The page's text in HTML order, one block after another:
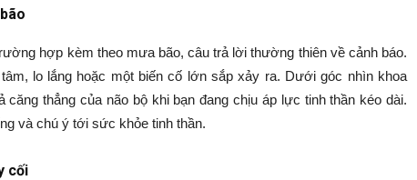
hợp kèm theo mưa bão, câu trả lời thường thiên về cảnh báo.
lo lắng hoặc một biến cố lớn sắp xảy ra. Dưới góc nhìn khoa
thẳng của não bộ khi bạn đang chịu áp lực tinh thần kéo dài.
và chú ý tới sức khỏe tinh thần.
cối